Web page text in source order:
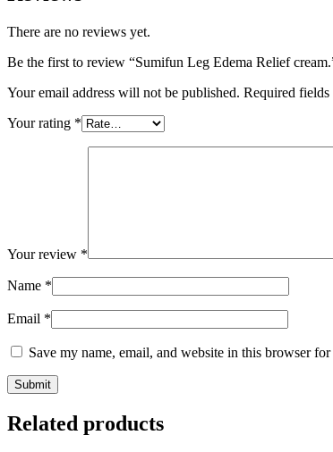
There are no reviews yet.
Be the first to review “Sumifun Leg Edema Relief
Your email address will not be published. Required fields
Your rating *
Your review *
Name *
Email *
Save my name, email, and website in this browser
Related products